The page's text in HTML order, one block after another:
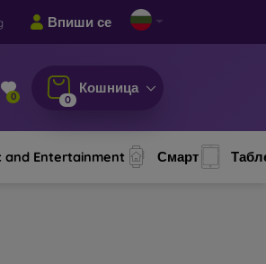
Впиши се
0 0
Кошница
and Entertainment Смарт